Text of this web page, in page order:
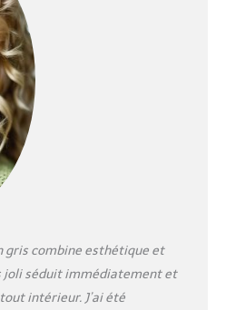
MOUVEMENT EST
IMPORTANT - S'asseoir
activement permet à
votre enfant de se
déplacer librement, ce
qui est essentiel au bon
développement de son
corps. Cela lui permet
d'utiliser son corps de
limites. FLEXIBILITÉ
PARFAITE - Grâce à son
réglage sans outil et à
son poids léger, la chaise
gris combine esthétique et
joli séduit immédiatement et
intérieur. J’ai été